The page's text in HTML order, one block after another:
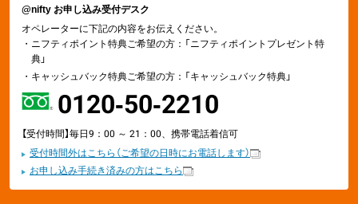
@nifty お申し込み受付デスク
オペレーターに下記の内容をお伝えください。
・ ニフティポイント特典ご希望の方：「ニフティポイントプレゼント特
典」
・ キャッシュバック特典ご希望の方：「キャッシュバック特典」
0120-50-2210
【受付時間】毎日9：00 ～ 21：00、携帯電話着信可
受付時間外はこちら（ご希望の日時にお電話します）
お申し込み手続き済みの方はこちら